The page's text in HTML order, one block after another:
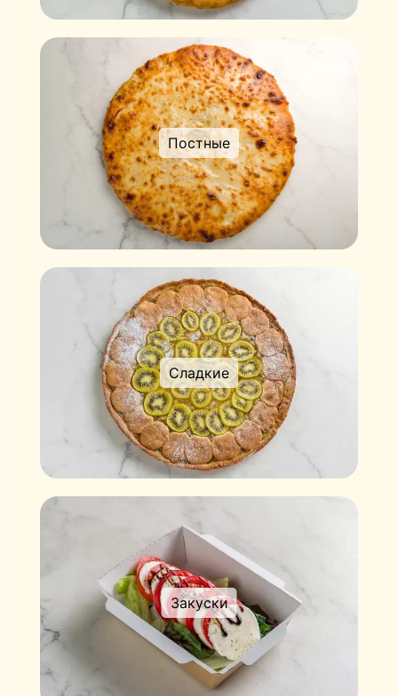
Постные
Сладкие
Закуски